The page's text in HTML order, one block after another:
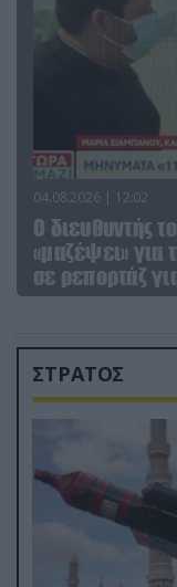
04.08.2026 | 12:02
O διευθυντής
«μαζέψει»
σε ρεπορτάζ
ΣΤΡΑΤΟΣ